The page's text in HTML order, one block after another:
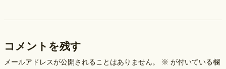
コメントを残す
メールアドレスが公開されることはありません。 ※ が付いている欄